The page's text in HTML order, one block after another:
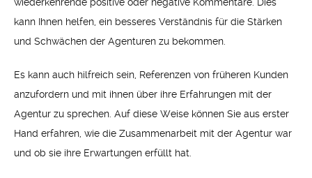
wiederkehrende positive oder negative Kommentare. Dies
kann Ihnen helfen, ein besseres Verständnis für die Stärken
und Schwächen der Agenturen zu bekommen.
Es kann auch hilfreich sein, Referenzen von früheren Kunden
anzufordern und mit ihnen über ihre Erfahrungen mit der
Agentur zu sprechen. Auf diese Weise können Sie aus erster
Hand erfahren, wie die Zusammenarbeit mit der Agentur war
und ob sie ihre Erwartungen erfüllt hat.